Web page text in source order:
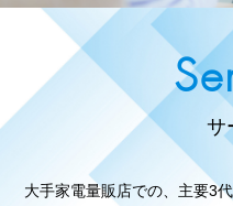
サ
大手家電量販店での、主要3